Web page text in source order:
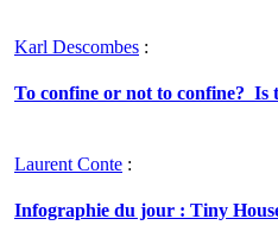
Karl Descombes :
To confine or not to confine? Is
Laurent Conte :
Infographie du jour : Tiny